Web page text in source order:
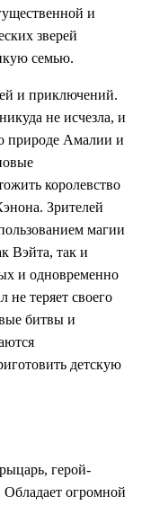
и
зверей
семью.
и приключений.
не исчезла, и
природе Амалии и
королевство
Зрителей
магии
Вэйта, так и
и одновременно
теряет своего
битвы и
детскую
герой-
огромной